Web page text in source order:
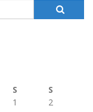
S
S
1
2